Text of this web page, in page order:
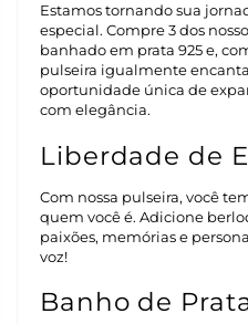
Estamos tornando sua
especial. Compre 3 dos
banhado em prata 925 e,
pulseira igualmente
oportunidade única de
com elegância.
Liberdade de
Com nossa pulseira, você
quem você é. Adicione
paixões, memórias e
voz!
Banho de